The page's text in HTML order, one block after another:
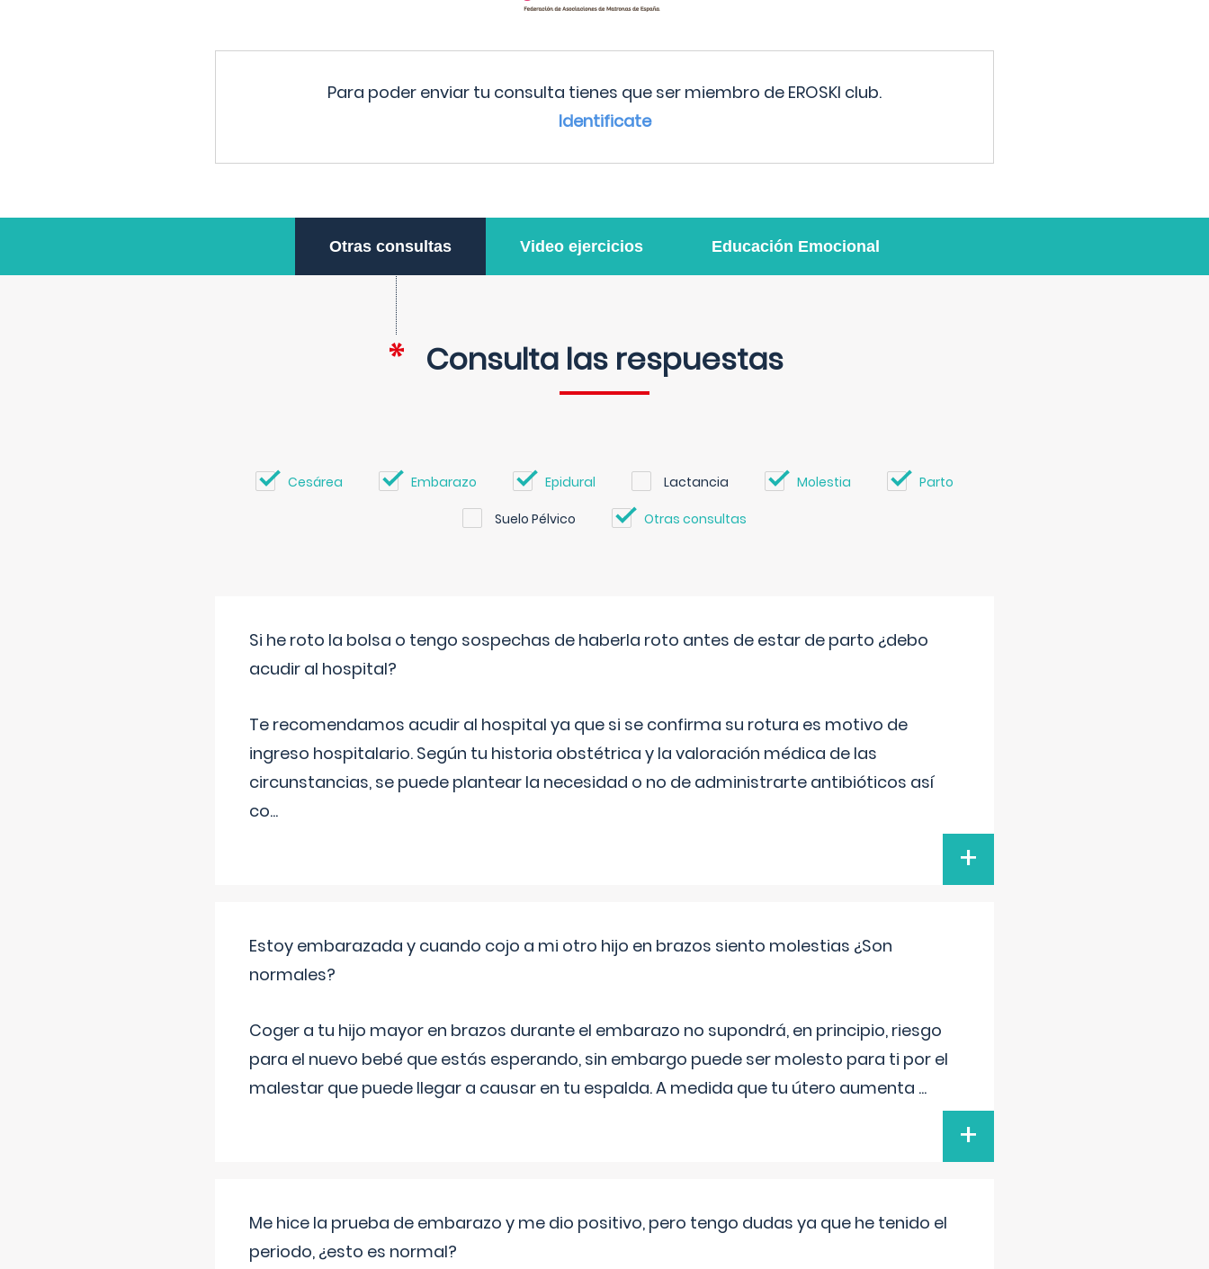
Para poder enviar tu consulta tienes que ser miembro de EROSKI club.
Identificate
Otras consultas Video ejercicios Educación Emocional
Consulta las respuestas
Cesárea Embarazo Epidural Lactancia Molestia Parto
Suelo Pélvico Otras consultas
Si he roto la bolsa o tengo sospechas de haberla roto antes de estar de parto ¿debo
acudir al hospital?
Te recomendamos acudir al hospital ya que si se confirma su rotura es motivo de
ingreso hospitalario. Según tu historia obstétrica y la valoración médica de las
circunstancias, se puede plantear la necesidad o no de administrarte antibióticos así
co...
+
Estoy embarazada y cuando cojo a mi otro hijo en brazos siento molestias ¿Son
normales?
Coger a tu hijo mayor en brazos durante el embarazo no supondrá, en principio, riesgo
para el nuevo bebé que estás esperando, sin embargo puede ser molesto para ti por el
malestar que puede llegar a causar en tu espalda. A medida que tu útero aumenta ...
+
Me hice la prueba de embarazo y me dio positivo, pero tengo dudas ya que he tenido el
periodo, ¿esto es normal?